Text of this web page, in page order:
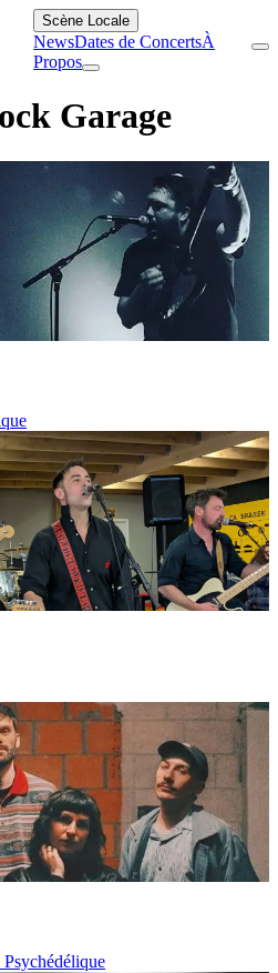
Scène Locale
NewsDates de ConcertsÀ
Propos
Garage